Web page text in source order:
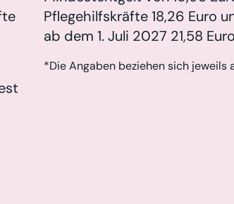
Pflegehilfskräfte 18,26 Euro
ab dem 1. Juli 2027 21,58
*Die Angaben beziehen sich